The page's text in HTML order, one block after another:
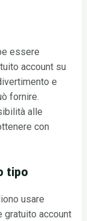
essere
account su
e
fornire.
alle
con
tipo
usare
gratuito account